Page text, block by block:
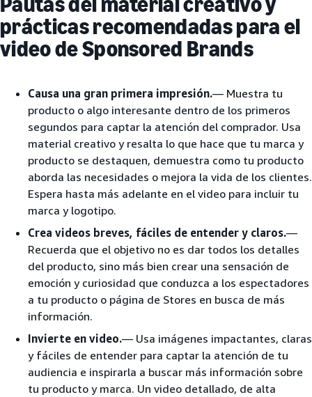
prácticas recomendadas para el
video de Sponsored Brands
Causa una gran primera impresión.— Muestra tu
producto o algo interesante dentro de los primeros
segundos para captar la atención del comprador. Usa
material creativo y resalta lo que hace que tu marca y
producto se destaquen, demuestra como tu producto
aborda las necesidades o mejora la vida de los clientes.
Espera hasta más adelante en el video para incluir tu
marca y logotipo.
Crea videos breves, fáciles de entender y claros.—
Recuerda que el objetivo no es dar todos los detalles
del producto, sino más bien crear una sensación de
emoción y curiosidad que conduzca a los espectadores
a tu producto o página de Stores en busca de más
información.
Invierte en video.— Usa imágenes impactantes, claras
y fáciles de entender para captar la atención de tu
audiencia e inspirarla a buscar más información sobre
tu producto y marca. Un video detallado, de alta